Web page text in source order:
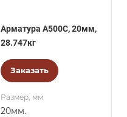
Арматура А500С, 20мм,
28.747кг
Заказать
Размер, мм
20мм.